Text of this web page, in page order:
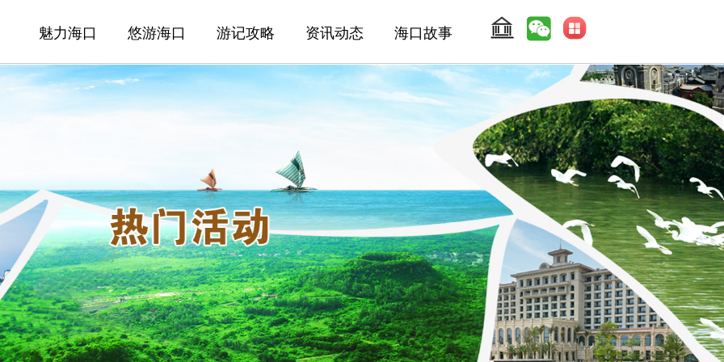
魅力海口 悠游海口 游记攻略 资讯动态 海口故事